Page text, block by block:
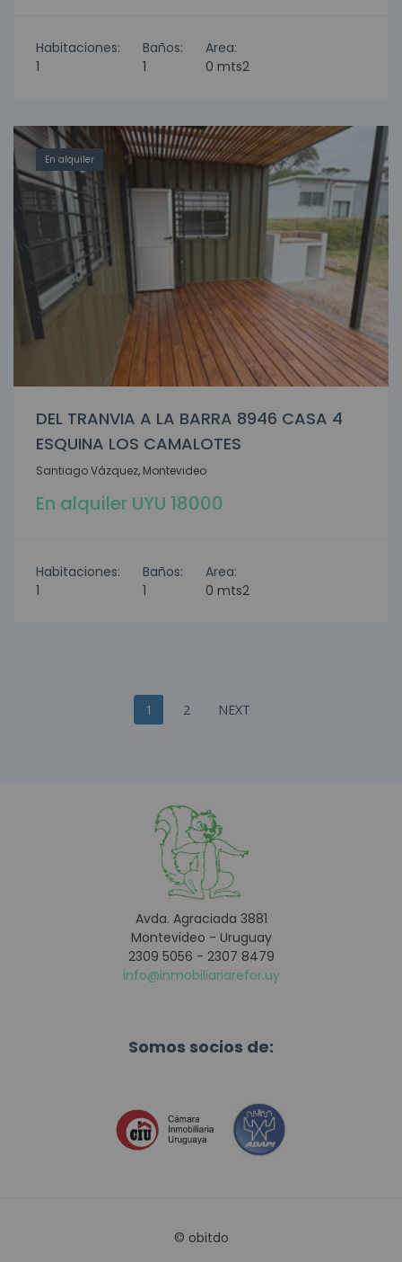
Habitaciones:
1
Baños:
1
Area:
0 mts2
En alquiler
DEL TRANVIA A LA BARRA 8946 CASA 4
ESQUINA LOS CAMALOTES
Santiago Vázquez, Montevideo
En alquiler UYU 18000
Habitaciones:
1
Baños:
1
Area:
0 mts2
1 2 NEXT
Avda. Agraciada 3881
Montevideo - Uruguay
2309 5056 - 2307 8479
info@inmobiliariarefor.uy
Somos socios de:
© obitdo